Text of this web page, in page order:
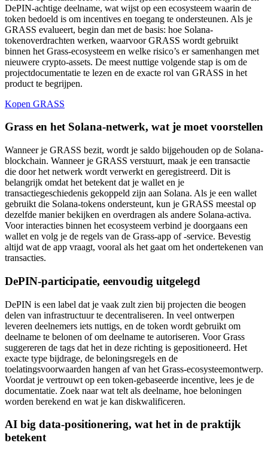
DePIN-achtige deelname, wat wijst op een ecosysteem waarin de
token bedoeld is om incentives en toegang te ondersteunen. Als je
GRASS evalueert, begin dan met de basis: hoe Solana-
tokenoverdrachten werken, waarvoor GRASS wordt gebruikt
binnen het Grass-ecosysteem en welke risico’s er samenhangen met
nieuwere crypto-assets. De meest nuttige volgende stap is om de
projectdocumentatie te lezen en de exacte rol van GRASS in het
product te begrijpen.
Kopen GRASS
Grass en het Solana-netwerk, wat je moet voorstellen
Wanneer je GRASS bezit, wordt je saldo bijgehouden op de Solana-
blockchain. Wanneer je GRASS verstuurt, maak je een transactie
die door het netwerk wordt verwerkt en geregistreerd. Dit is
belangrijk omdat het betekent dat je wallet en je
transactiegeschiedenis gekoppeld zijn aan Solana. Als je een wallet
gebruikt die Solana-tokens ondersteunt, kun je GRASS meestal op
dezelfde manier bekijken en overdragen als andere Solana-activa.
Voor interacties binnen het ecosysteem verbind je doorgaans een
wallet en volg je de regels van de Grass-app of -service. Bevestig
altijd wat de app vraagt, vooral als het gaat om het ondertekenen van
transacties.
DePIN-participatie, eenvoudig uitgelegd
DePIN is een label dat je vaak zult zien bij projecten die beogen
delen van infrastructuur te decentraliseren. In veel ontwerpen
leveren deelnemers iets nuttigs, en de token wordt gebruikt om
deelname te belonen of om deelname te autoriseren. Voor Grass
suggereren de tags dat het in deze richting is gepositioneerd. Het
exacte type bijdrage, de beloningsregels en de
toelatingsvoorwaarden hangen af van het Grass-ecosysteemontwerp.
Voordat je vertrouwt op een token-gebaseerde incentive, lees je de
documentatie. Zoek naar wat telt als deelname, hoe beloningen
worden berekend en wat je kan diskwalificeren.
AI big data-positionering, wat het in de praktijk
betekent